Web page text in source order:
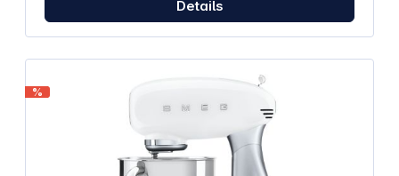
Details
%